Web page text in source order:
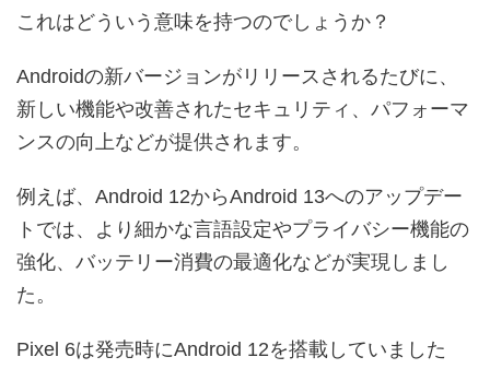
これはどういう意味を持つのでしょうか？
Androidの新バージョンがリリースされるたびに、
新しい機能や改善されたセキュリティ、パフォーマ
ンスの向上などが提供されます。
例えば、Android 12からAndroid 13へのアップデー
トでは、より細かな言語設定やプライバシー機能の
強化、バッテリー消費の最適化などが実現しまし
た。
Pixel 6は発売時にAndroid 12を搭載していました